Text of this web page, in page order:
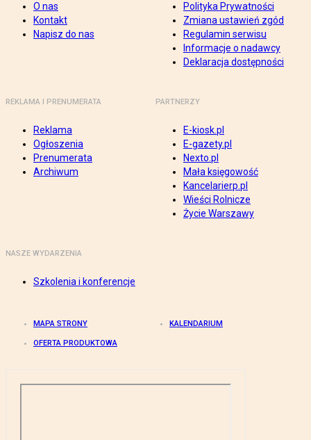
O nas
Kontakt
Napisz do nas
Polityka Prywatności
Zmiana ustawień zgód
Regulamin serwisu
Informacje o nadawcy
Deklaracja dostępności
REKLAMA I PRENUMERATA
Reklama
Ogłoszenia
Prenumerata
Archiwum
PARTNERZY
E-kiosk.pl
E-gazety.pl
Nexto.pl
Mała księgowość
Kancelarierp.pl
Wieści Rolnicze
Życie Warszawy
NASZE WYDARZENIA
Szkolenia i konferencje
MAPA STRONY KALENDARIUM
OFERTA PRODUKTOWA